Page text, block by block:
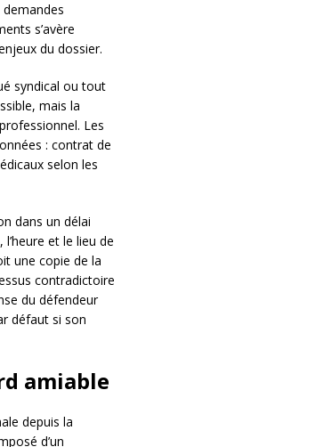
s’avère
du dossier.
syndical ou tout
mais la
Les
: contrat de
selon les
dans un délai
et le lieu de
une copie de la
contradictoire
du défendeur
défaut si son
amiable
depuis la
d’un